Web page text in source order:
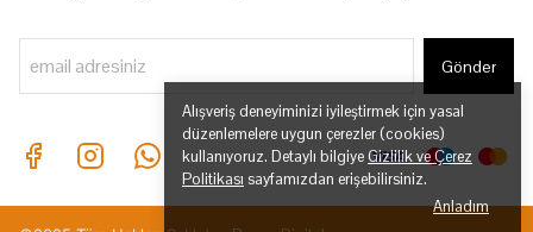
Alışveriş deneyiminizi iyileştirmek için yasal
düzenlemelere uygun çerezler (cookies)
kullanıyoruz. Detaylı bilgiye Gizlilik ve Çerez
Politikası sayfamızdan erişebilirsiniz.
Anladım
Gönder